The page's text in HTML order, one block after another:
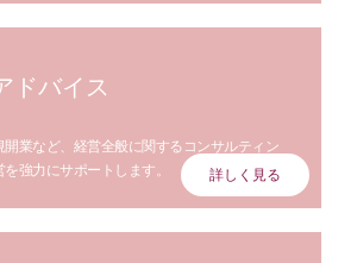
業など、経営全般に関するコンサルティン
強力にサポートします。
ドバイス
詳しく見る